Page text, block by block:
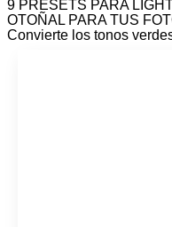
9 PRESETS PARA
OTOÑAL PARA TUS
Convierte los tonos